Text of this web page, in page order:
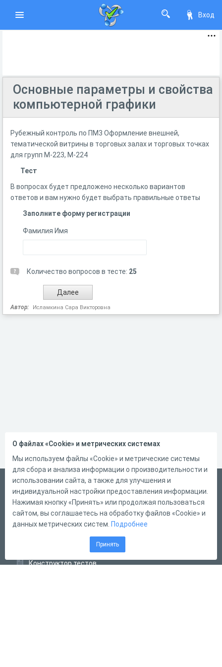
Вход
Основные параметры и свойства
компьютерной графики
Рубежный контроль по ПМ3 Оформление внешней,
тематической витрины в торговых залах и торговых точках
для групп М-223, М-224
Тест
В вопросах будет предложено несколько вариантов
ответов и вам нужно будет выбрать правильные ответы
Заполните форму регистрации
Фамилия Имя
Количество вопросов в тесте: 25
Автор: Исламкина Сара Викторовна
Русский
Справка
Форма обратной связи
Конструктор тестов
О файлах «Cookie» и метрических системах
Мы используем файлы «Cookie» и метрические системы
для сбора и анализа информации о производительности и
использовании сайта, а также для улучшения и
индивидуальной настройки предоставления информации.
Нажимая кнопку «Принять» или продолжая пользоваться
сайтом, вы соглашаетесь на обработку файлов «Cookie» и
данных метрических систем. Подробнее
Принять